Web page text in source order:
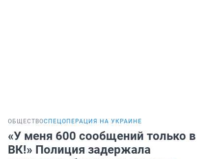
ОБЩЕСТВОСПЕЦОПЕРАЦИЯ НА УКРАИНЕ
«У меня 600 сообщений только в
ВК!» Полиция задержала